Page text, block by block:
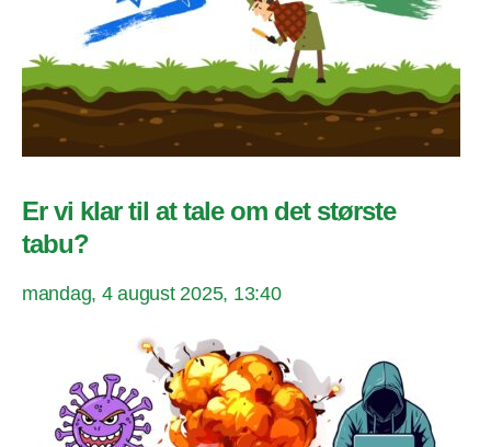
Er vi klar til at tale om det største
tabu?
mandag, 4 august 2025, 13:40